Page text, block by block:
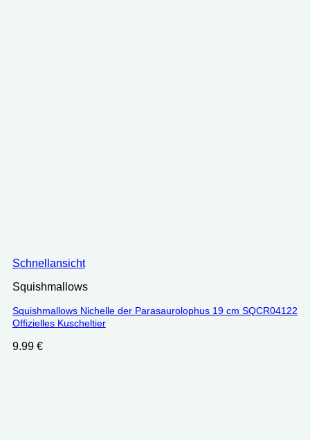
Schnellansicht
Squishmallows
Squishmallows Nichelle der Parasaurolophus 19 cm SQCR04122
Offizielles Kuscheltier
9.99 €